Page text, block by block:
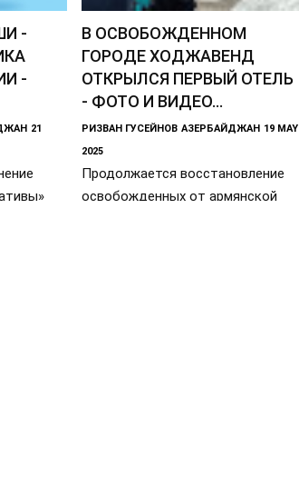
-
-
21
В ОСВОБОЖДЕННОМ
ГОРОДЕ ХОДЖАВЕНД
ОТКРЫЛСЯ ПЕРВЫЙ ОТЕЛЬ
- ФОТО И ВИДЕО...
РИЗВАН ГУСЕЙНОВ АЗЕРБАЙДЖАН 19 MAY
2025
Продолжается восстановление
освобожденных от армянской